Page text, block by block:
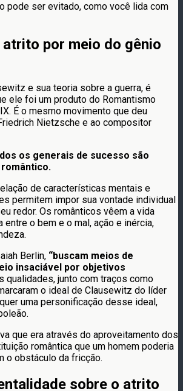
pode ser evitado, como você lida com
atrito por meio do gênio
e sua teoria sobre a guerra, é
ele foi um produto do Romantismo
É o mesmo movimento que deu
Nietzsche e ao compositor
os generais de sucesso são
de características mentais e
permitem impor sua vontade individual
redor. Os românticos vêem a vida
entre o bem e o mal, ação e inércia,
Berlin, “buscam meios de
insaciável por objetivos
qualidades, junto com traços como
o ideal de Clausewitz do líder
uma personificação desse ideal,
que era através do aproveitamento dos
romântica que um homem poderia
o obstáculo da fricção.
sobre o atrito